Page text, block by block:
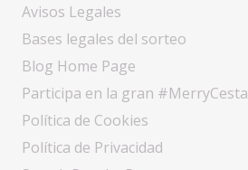
Avisos Legales
Bases legales del sorteo
Blog Home Page
Participa en la gran #MerryCesta
Política de Cookies
Política de Privacidad